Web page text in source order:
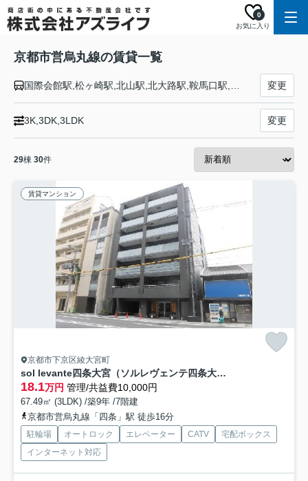
お気に入り
0
京都市営烏丸線の賃貸一覧
変更
3K,3DK,3LDK 変更
29棟 30件
賃貸マンション
京都市下京区綾大宮町
sol levante四条大宮（ソルレヴェンテ四条大宮）
18.1万円 管理/共益費10,000円
67.49㎡ (3LDK) /築9年 /7階建
京都市営烏丸線「四条」駅 徒歩16分
駐輪場 オートロック エレベーター CATV
宅配ボックス
インターネット対応